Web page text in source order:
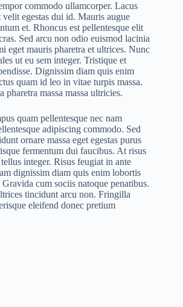
commodo ullamcorper. Lacus
egestas dui id. Mauris augue
et. Rhoncus est pellentesque elit
Sed arcu non odio euismod lacinia
eget mauris pharetra et ultrices. Nunc
ut eu sem integer. Tristique et
Dignissim diam quis enim
quam id leo in vitae turpis massa.
pharetra massa massa ultricies.
quam pellentesque nec nam
adipiscing commodo. Sed
ornare massa eget egestas purus
fermentum dui faucibus. At risus
integer. Risus feugiat in ante
dignissim diam quis enim lobortis
cum sociis natoque penatibus.
tincidunt arcu non. Fringilla
eleifend donec pretium